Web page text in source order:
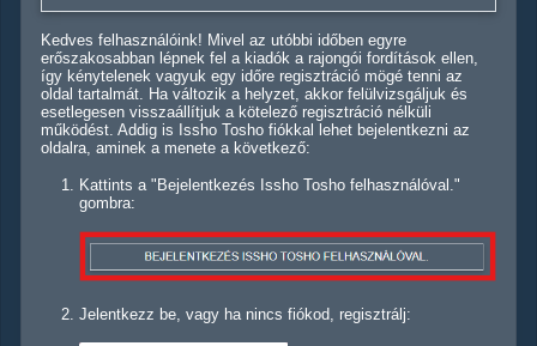
Kedves felhasználóink! Mivel az utóbbi időben egyre
erőszakosabban lépnek fel a kiadók a rajongói fordítások ellen,
így kénytelenek vagyuk egy időre regisztráció mögé tenni az
oldal tartalmát. Ha változik a helyzet, akkor felülvizsgáljuk és
esetlegesen visszaállítjuk a kötelező regisztráció nélküli
működést. Addig is Issho Tosho fiókkal lehet bejelentkezni az
oldalra, aminek a menete a következő:
Kattints a "Bejelentkezés Issho Tosho felhasználóval."
gombra:
Jelentkezz be, vagy ha nincs fiókod, regisztrálj: